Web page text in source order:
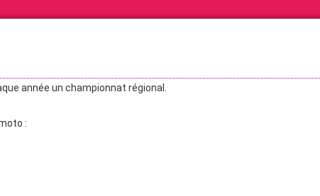
année un championnat régional.
: